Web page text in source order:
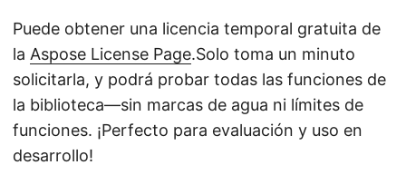
Puede obtener una licencia temporal gratuita de
la Aspose License Page.Solo toma un minuto
solicitarla, y podrá probar todas las funciones de
la biblioteca—sin marcas de agua ni límites de
funciones. ¡Perfecto para evaluación y uso en
desarrollo!